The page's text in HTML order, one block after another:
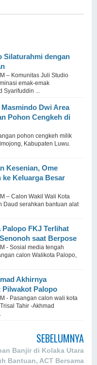
Silaturahmi dengan
– Komunitas Juli Studio
emak-emak
...
Dwi Area
Pohon Cengkeh di
pohon cengkeh milik
Kabupaten Luwu.
Kesenian, Ome
ke Keluarga Besar
– Calon Wakil Wali Kota
Daud serahkan bantuan alat
FKJ Terlihat
saat Berpose
- Sosial media tengah
calon Walikota Palopo,
Akhirnya
Pilwakot Palopo
- Pasangan calon wali kota
Tahir -Akhmad
SEBELUMNYA
Banjir di Kolaka Utara
Bantuan⁣⁣⁣, ACT Bersama